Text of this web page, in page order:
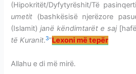
(Hipokritët/Dyfytyrëshit/Të
umetit (bashkësisë njerëzore
(Islamit)janë këndimtarët e saj
të Kuranit.3”Lexoni më tepër
Allahu e di më mirë.